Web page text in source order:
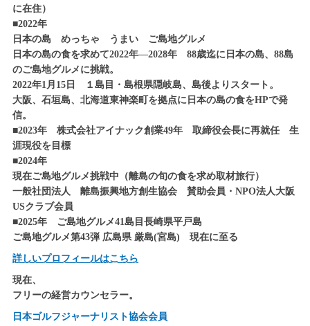
に在住）
■2022年
日本の島 めっちゃ うまい ご島地グルメ
日本の島の食を求めて2022年―2028年 88歳迄に日本の島、88島
のご島地グルメに挑戦。
2022年1月15日 １島目・島根県隠岐島、島後よりスタート。
大阪、石垣島、北海道東神楽町を拠点に日本の島の食をHPで発
信。
■2023年 株式会社アイナック創業49年 取締役会長に再就任 生
涯現役を目標
■2024年
現在ご島地グルメ挑戦中（離島の旬の食を求め取材旅行）
一般社団法人 離島振興地方創生協会 賛助会員・NPO法人大阪
USクラブ会員
■2025年 ご島地グルメ41島目長崎県平戸島
ご島地グルメ第43弾 広島県 厳島(宮島) 現在に至る
詳しいプロフィールはこちら
現在、
フリーの経営カウンセラー。
日本ゴルフジャーナリスト協会会員